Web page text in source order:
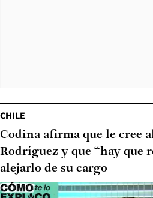
CHILE
Codina afirma que le cree
Rodríguez y que “hay que
alejarlo de su cargo